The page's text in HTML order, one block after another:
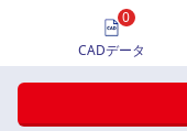
価格一覧
0
CADデータ